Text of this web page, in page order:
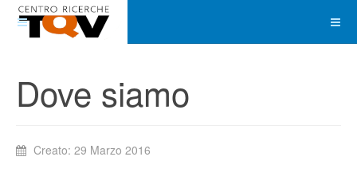
Dove siamo
Creato: 29 Marzo 2016